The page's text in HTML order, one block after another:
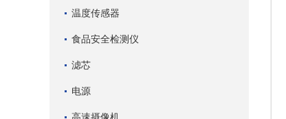
温度传感器
食品安全检测仪
滤芯
电源